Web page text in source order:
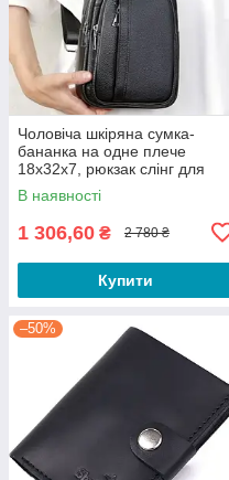
Чоловіча шкіряна сумка-
бананка на одне плече
18х32х7, рюкзак слінг для
телефону та дрібниці TIDING
BAG 83228 чорний
В наявності
1 306,60 ₴ 2 780 ₴
Купити
–50%